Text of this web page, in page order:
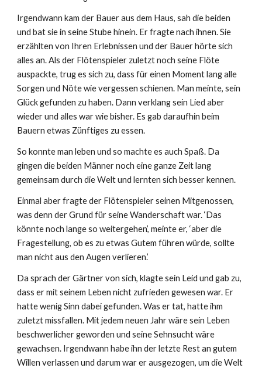
Irgendwann kam der Bauer aus dem Haus, sah die beiden
und bat sie in seine Stube hinein. Er fragte nach ihnen. Sie
erzählten von Ihren Erlebnissen und der Bauer hörte sich
alles an. Als der Flötenspieler zuletzt noch seine Flöte
auspackte, trug es sich zu, dass für einen Moment lang alle
Sorgen und Nöte wie vergessen schienen. Man meinte, sein
Glück gefunden zu haben. Dann verklang sein Lied aber
wieder und alles war wie bisher. Es gab daraufhin beim
Bauern etwas Zünftiges zu essen.
So konnte man leben und so machte es auch Spaß. Da
gingen die beiden Männer noch eine ganze Zeit lang
gemeinsam durch die Welt und lernten sich besser kennen.
Einmal aber fragte der Flötenspieler seinen Mitgenossen,
was denn der Grund für seine Wanderschaft war. ‘Das
könnte noch lange so weitergehen’, meinte er, ‘aber die
Fragestellung, ob es zu etwas Gutem führen würde, sollte
man nicht aus den Augen verlieren.’
Da sprach der Gärtner von sich, klagte sein Leid und gab zu,
dass er mit seinem Leben nicht zufrieden gewesen war. Er
hatte wenig Sinn dabei gefunden. Was er tat, hatte ihm
zuletzt missfallen. Mit jedem neuen Jahr wäre sein Leben
beschwerlicher geworden und seine Sehnsucht wäre
gewachsen. Irgendwann habe ihn der letzte Rest an gutem
Willen verlassen und darum war er ausgezogen, um die Welt